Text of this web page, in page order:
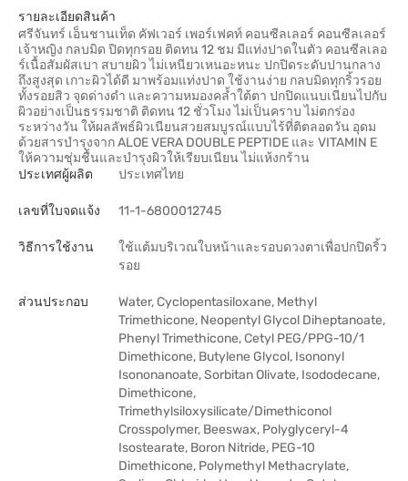
รายละเอียดสินค้า
ศรีจันทร์ เอ็นชานเท็ด คัฟเวอร์ เพอร์เฟคท์ คอนซีลเลอร์ คอนซีลเลอร์
เจ้าหญิง กลบมิด ปิดทุกรอย ติดทน 12 ชม มีแท่งปาดในตัว คอนซีลเลอ
ร์เนื้อสัมผัสเบา สบายผิว ไม่เหนียวเหนอะหนะ ปกปิดระดับปานกลาง
ถึงสูงสุด เกาะผิวได้ดี มาพร้อมแท่งปาด ใช้งานง่าย กลบมิดทุกริ้วรอย
ทั้งรอยสิว จุดด่างดำ และความหมองคล้ำใต้ตา ปกปิดแนบเนียนไปกับ
ผิวอย่างเป็นธรรมชาติ ติดทน 12 ชั่วโมง ไม่เป็นคราบ ไม่ตกร่อง
ระหว่างวัน ให้ผลลัพธ์ผิวเนียนสวยสมบูรณ์แบบไร้ที่ติตลอดวัน อุดม
ด้วยสารบำรุงจาก ALOE VERA DOUBLE PEPTIDE และ VITAMIN E
ให้ความชุ่มชื้นและบำรุงผิวให้เรียบเนียน ไม่แห้งกร้าน
ประเทศผู้ผลิต
ประเทศไทย
เลขที่ใบจดแจ้ง 11-1-6800012745
วิธีการใช้งาน
ใช้แต้มบริเวณใบหน้าและรอบดวงตาเพื่อปกปิดริ้ว
รอย
ส่วนประกอบ
Water, Cyclopentasiloxane, Methyl
Trimethicone, Neopentyl Glycol Diheptanoate,
Phenyl Trimethicone, Cetyl PEG/PPG-10/1
Dimethicone, Butylene Glycol, Isononyl
Isononanoate, Sorbitan Olivate, Isododecane,
Dimethicone,
Trimethylsiloxysilicate/Dimethiconol
Crosspolymer, Beeswax, Polyglyceryl-4
Isostearate, Boron Nitride, PEG-10
Dimethicone, Polymethyl Methacrylate,